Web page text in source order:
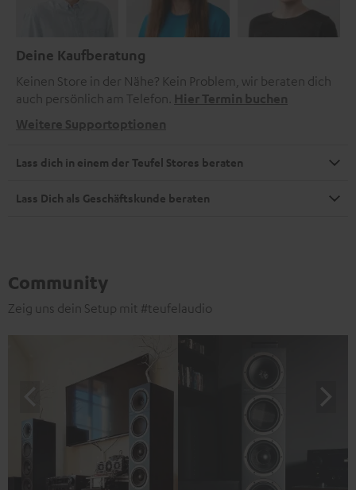
Deine Kaufberatung
Keinen Store in der Nähe? Kein Problem, wir beraten dich
auch persönlich am Telefon. Hier Termin buchen
Weitere Supportoptionen
Lass dich in einem der Teufel Stores beraten
Lass Dich als Geschäftskunde beraten
Community
Zeig uns dein Setup mit #teufelaudio